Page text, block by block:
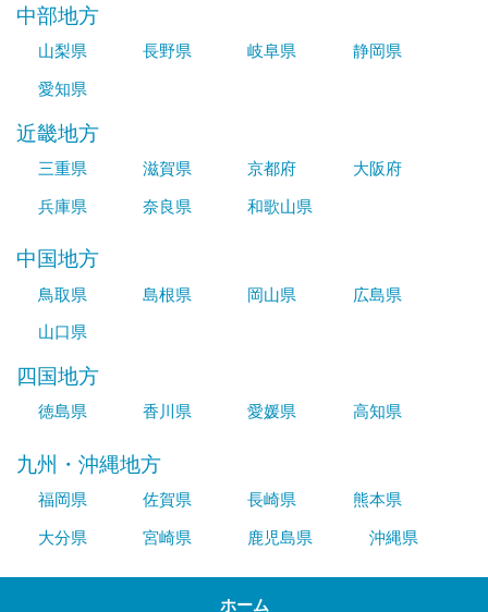
中部地方
山梨県 長野県 岐阜県
静岡県
愛知県
近畿地方
三重県 滋賀県 京都府
大阪府
兵庫県
奈良県 和歌山県
中国地方
鳥取県 島根県 岡山県
広島県
山口県
四国地方
徳島県 香川県 愛媛県 高知県
九州・沖縄地方
福岡県 佐賀県 長崎県
熊本県
大分県
宮崎県 鹿児島県 沖縄県
ホーム